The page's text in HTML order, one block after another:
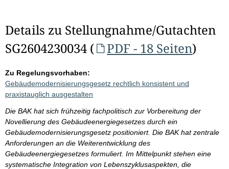
Details zu Stellungnahme/Gutachten
SG2604230034 (
PDF - 18 Seiten)
Zu Regelungsvorhaben:
Gebäudemodernisierungsgesetz rechtlich konsistent und
praxistauglich ausgestalten
Die BAK hat sich frühzeitig fachpolitisch zur Vorbereitung der
Novellierung des Gebäudeenergiegesetzes durch ein
Gebäudemodernisierungsgesetz positioniert. Die BAK hat zentrale
Anforderungen an die Weiterentwicklung des
Gebäudeenergiegesetzes formuliert. Im Mittelpunkt stehen eine
systematische Integration von Lebenszyklusaspekten, die